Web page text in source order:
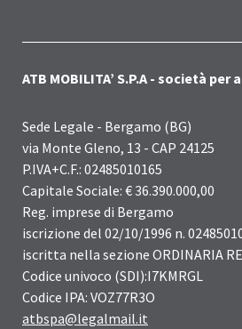
ATB MOBILITA’ S.P.A - società per
Sede Legale - Bergamo (BG)
via Monte Gleno, 13 - CAP 24125
P.IVA+C.F.: 02485010165
Capitale Sociale: € 36.390.000,00
Reg. imprese di Bergamo
iscrizione del 02/10/1996 n.
iscritta nella sezione ORDINARIA
Codice univoco (SDI):I7KMRGL
Codice IPA: VOZ77R3O
atbspa@legalmail.it